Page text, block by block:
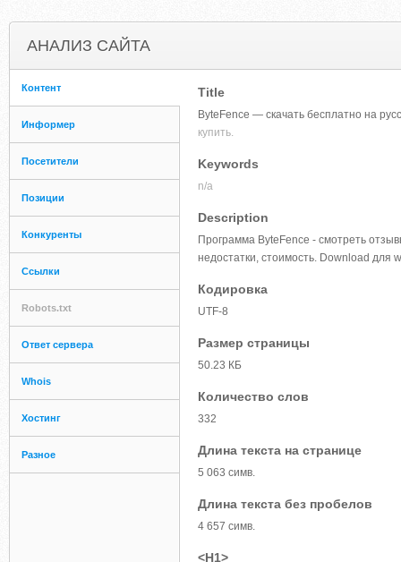
АНАЛИЗ САЙТА
Контент
Информер
Посетители
Позиции
Конкуренты
Ссылки
Robots.txt
Ответ сервера
Whois
Хостинг
Разное
Title
ByteFence — скачать бесплатно на
купить.
Keywords
n/a
Description
Программа ByteFence - смотреть
недостатки, стоимость. Download для
Кодировка
UTF-8
Размер страницы
50.23 КБ
Количество слов
332
Длина текста на странице
5 063 симв.
Длина текста без пробелов
4 657 симв.
<H1>